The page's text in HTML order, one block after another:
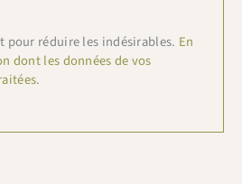
pour réduire les indésirables. En
dont les données de vos
.